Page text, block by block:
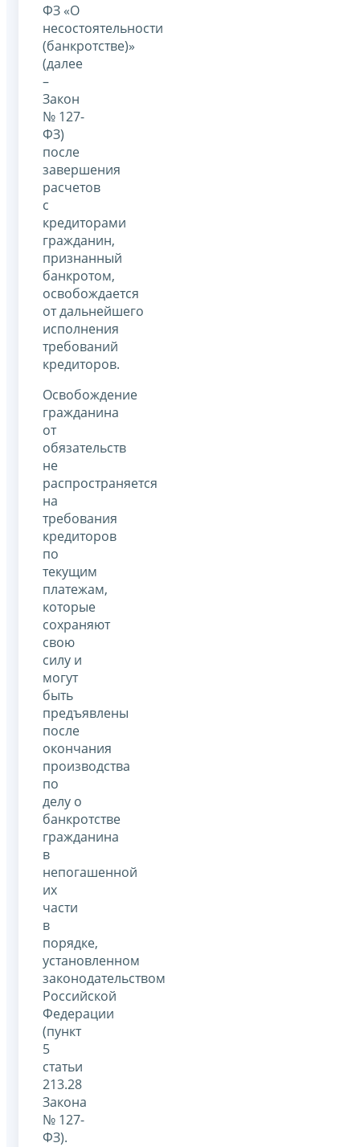
ФЗ «О
несостоятельности
(банкротстве)»
(далее
–
Закон
№ 127-
ФЗ)
после
завершения
расчетов
с
кредиторами
гражданин,
признанный
банкротом,
освобождается
от дальнейшего
исполнения
требований
кредиторов.
Освобождение
гражданина
от
обязательств
не
распространяется
на
требования
кредиторов
по
текущим
платежам,
которые
сохраняют
свою
силу и
могут
быть
предъявлены
после
окончания
производства
по
делу о
банкротстве
гражданина
в
непогашенной
их
части
в
порядке,
установленном
законодательством
Российской
Федерации
(пункт
5
статьи
213.28
Закона
№ 127-
ФЗ).